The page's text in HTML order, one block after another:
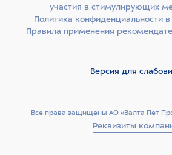
Все права защищены АО «Валта Пет
Реквизиты
участия в стимулирующих
Политика конфиденциальности
Правила применения
Версия для